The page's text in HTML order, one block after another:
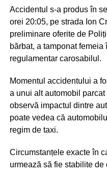
Accidentul s-a produs în
orei 20:05, pe strada Ion
preliminare oferite de
bărbat, a tamponat
regulamentar carosabilul.
Momentul accidentului a
a unui alt automobil
observă impactul dintre
poate vedea că
regim de taxi.
Circumstanțele exacte în
urmează să fie stabilite de